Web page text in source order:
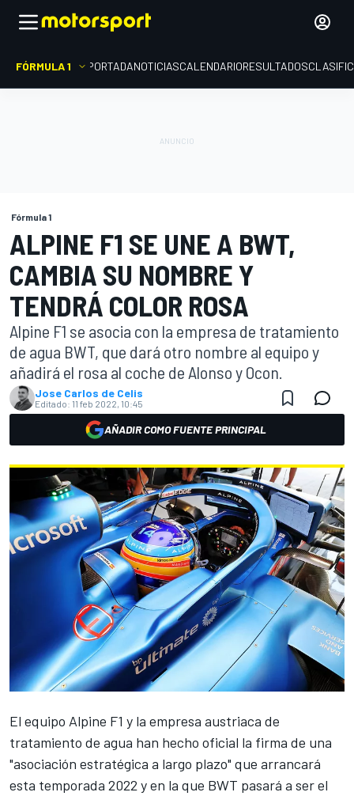
FÓRMULA 1 PORTADANOTICIASCALENDARIORESULTADOS
Fórmula 1
ALPINE F1 SE UNE A BWT,
CAMBIA SU NOMBRE Y
TENDRÁ COLOR ROSA
Alpine F1 se asocia con la empresa de tratamiento
de agua BWT, que dará otro nombre al equipo y
añadirá el rosa al coche de Alonso y Ocon.
Jose Carlos de Celis
Editado: 11 feb 2022, 10:45
AÑADIR COMO FUENTE PRINCIPAL
El equipo Alpine F1 y la empresa austriaca de
tratamiento de agua han hecho oficial la firma de una
"asociación estratégica a largo plazo" que arrancará
esta temporada 2022 y en la que BWT pasará a ser el